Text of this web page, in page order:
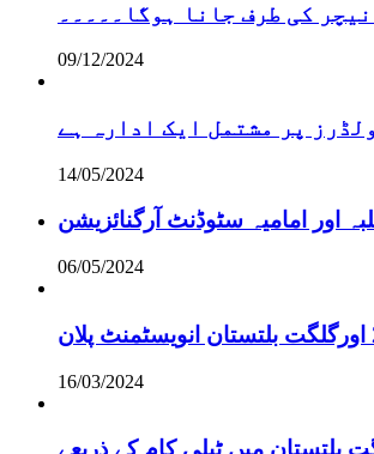
کی طرف جانا ہوگا۔۔۔۔۔
09/12/2024
پر مشتمل ایک ادارہ ہے
14/05/2024
اور امامیہ سٹوڈنٹ آرگنائزیشن
06/05/2024
16/03/2024